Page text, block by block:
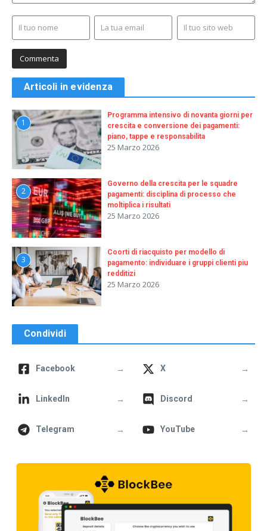
Articoli in evidenza
1
Programma intensivo di novanta giorni per
crescita e conversione dei pagamenti:
piano, tappe e responsabilita
25 Marzo 2026
2
Governo della crescita per le squadre
pagamenti: disciplina di processo che
moltiplica i risultati
25 Marzo 2026
3
Coorti di riacquisto per modello di
pagamento: individuare i gruppi clienti piu
redditizi
25 Marzo 2026
Condividi
Facebook → X →
LinkedIn → Discord →
Telegram → YouTube →